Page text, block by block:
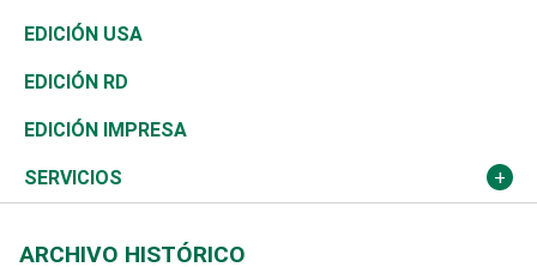
Reportajes
África
Ocenanía
Caribe
Resto del mundo
Vivienda
Telecom.
Global y variable
Economía personal
Buena Vida
Sociales
Novedades
Podcast Arte Libre
Ciclismo
Tenis
Olimpismo
Más deportes
En Directo
El Espía
Noticiero Poteleche
Columnistas
Tecnología
Historia
Martes de tecnología
Cambio climático
Economía
Revista
Deportes
Opinión
EDICIÓN USA
EDICIÓN RD
EDICIÓN IMPRESA
SERVICIOS
ARCHIVO HISTÓRICO